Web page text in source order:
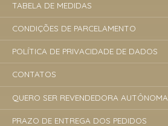
TABELA DE MEDIDAS
CONDIÇÕES DE PARCELAMENTO
POLÍTICA DE PRIVACIDADE DE DADOS
CONTATOS
QUERO SER REVENDEDORA AUTÔNOMA
PRAZO DE ENTREGA DOS PEDIDOS